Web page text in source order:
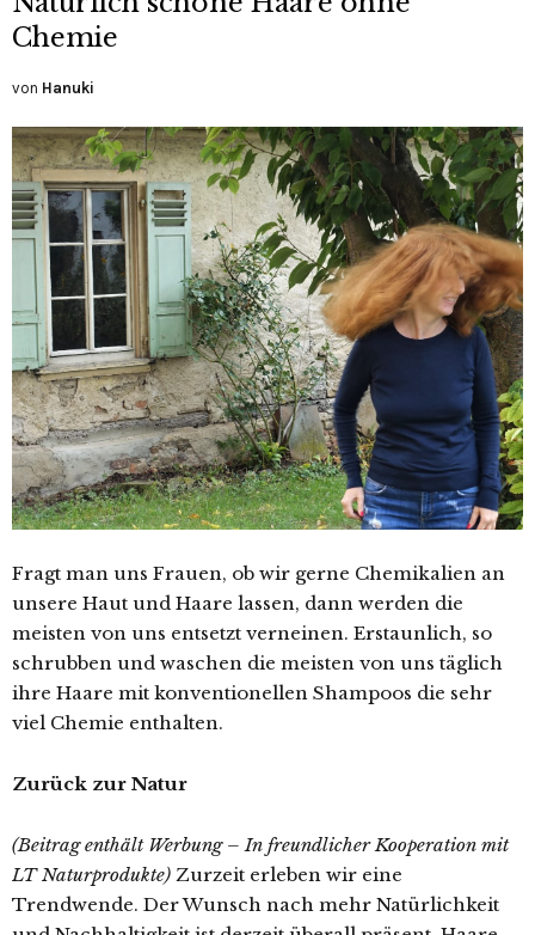
Chemie
von Hanuki
Fragt man uns Frauen, ob wir gerne Chemikalien an
unsere Haut und Haare lassen, dann werden die
meisten von uns entsetzt verneinen. Erstaunlich, so
schrubben und waschen die meisten von uns täglich
ihre Haare mit konventionellen Shampoos die sehr
viel Chemie enthalten.
Zurück zur Natur
(Beitrag enthält Werbung – In freundlicher Kooperation mit
LT Naturprodukte) Zurzeit erleben wir eine
Trendwende. Der Wunsch nach mehr Natürlichkeit